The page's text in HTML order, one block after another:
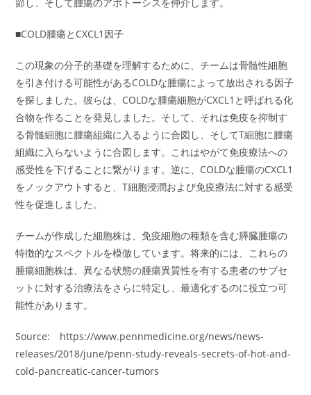
■COLD腫瘍とCXCL1因子
この現象の分子的基礎を理解するために、チームは骨髄性細胞
を引き付ける可能性があるCOLDな腫瘍によって放出される因子
を探しました。彼らは、COLDな腫瘍細胞がCXCL1と呼ばれる化
合物を作ることを発見しました。そして、それは免疫を抑制す
る骨髄細胞に腫瘍組織に入るように合図し、そしてT細胞に腫瘍
組織に入らないように合図します。これはやがて免疫療法への
感受性を下げることに繋がります。逆に、COLDな腫瘍のCXCL1
をノックアウトすると、T細胞浸潤および免疫療法に対する感受
性を促進しました。
チームが作成した細胞株は、免疫細胞の種類を含む膵臓腫瘍の
特徴的なスペクトルを模倣しています。将来的には、これらの
腫瘍細胞株は、異なる状態の腫瘍異質性を有する患者のサブセ
ットに対する治療法をさらに特定し、最適化するのに役立つ可
能性があります。
Source: https://www.pennmedicine.org/news/news-
releases/2018/june/penn-study-reveals-secrets-of-hot-and-
cold-pancreatic-cancer-tumors